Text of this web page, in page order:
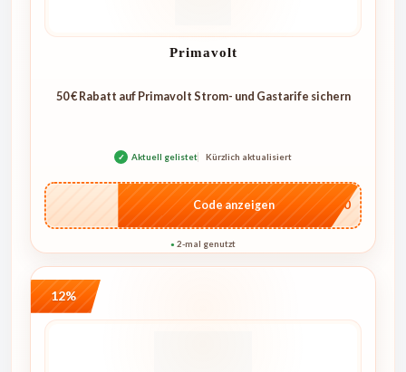
Primavolt
50 € Rabatt auf Primavolt Strom- und Gastarife sichern
✓ Aktuell gelistet Kürzlich aktualisiert
…T50
Code anzeigen
● 2-mal genutzt
12%